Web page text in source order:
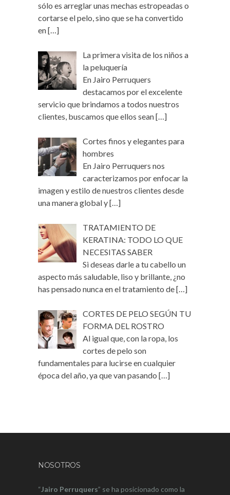
sólo es arreglar unas mechas estropeadas o
cortarse el pelo, sino que se ha convertido
en[…]
La primera visita de los niños a
la peluquería
En Jairo Perruquers
destacamos por el excelente
servicio que brindamos a todos nuestros
clientes, buscamos que ellos sean[…]
Cortes finos y elegantes para
hombres
En Jairo Perruquers nos
caracterizamos por enfocar la
imagen y estilo de nuestros clientes desde
una manera global y[…]
TRATAMIENTO DE
KERATINA: TODO LO QUE
NECESITAS SABER
Si deseas darle a tu cabello un
aspecto más saludable, liso y brillante, ¿no
has pensado nunca en el tratamiento de[…]
CORTES DE PELO SEGÚN TU
FORMA DEL ROSTRO
Al igual que, con la ropa, los
cortes de pelo son
fundamentales para lucirse en cualquier
época del año, ya que van pasando […]
NOSOTROS
“Jairo Perruquers” se ha posicionado como la